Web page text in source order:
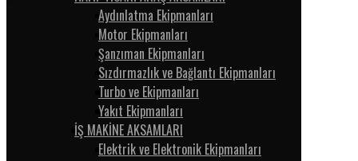
Aydınlatma Ekipmanları
Motor Ekipmanları
Şanzıman Ekipmanları
Sızdırmazlık ve Bağlantı Ekipmanları
Turbo ve Ekipmanları
Yakıt Ekipmanları
İŞ MAKİNE AKSAMLARI
Elektrik ve Elektronik Ekipmanları